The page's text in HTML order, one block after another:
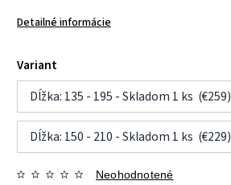
Detailné informácie
Variant
Dĺžka: 135 - 195 - Skladom 1 ks (€259)
Dĺžka: 150 - 210 - Skladom 1 ks (€229)
Neohodnotené